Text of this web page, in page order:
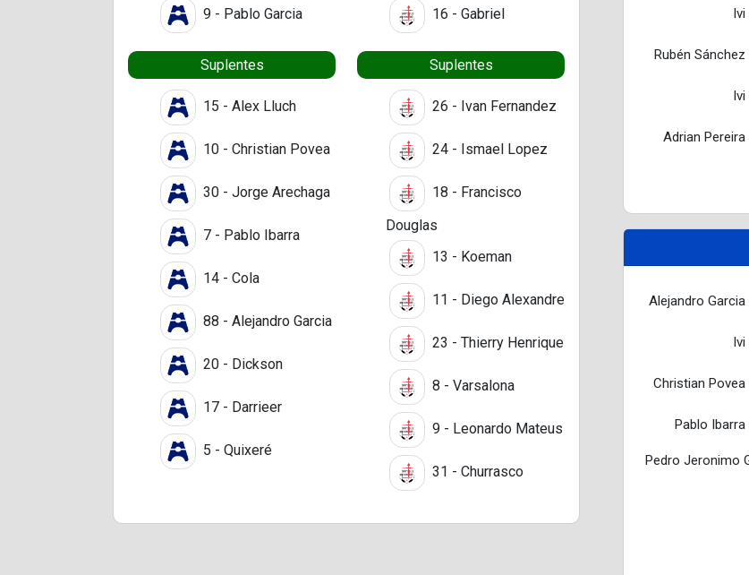
9 - Pablo Garcia
Suplentes
15 - Alex Lluch
10 - Christian Povea
30 - Jorge Arechaga
7 - Pablo Ibarra
14 - Cola
88 - Alejandro Garcia
20 - Dickson
17 - Darrieer
5 - Quixeré
16 - Gabriel
Suplentes
26 - Ivan Fernandez
24 - Ismael Lopez
18 - Francisco
Douglas
13 - Koeman
11 - Diego Alexandre
23 - Thierry Henrique
8 - Varsalona
9 - Leonardo Mateus
31 - Churrasco
Ivi
Rubén
Adrian
Alejandro
Christian Povea
Pablo Ibarra
Pedro Jeronimo